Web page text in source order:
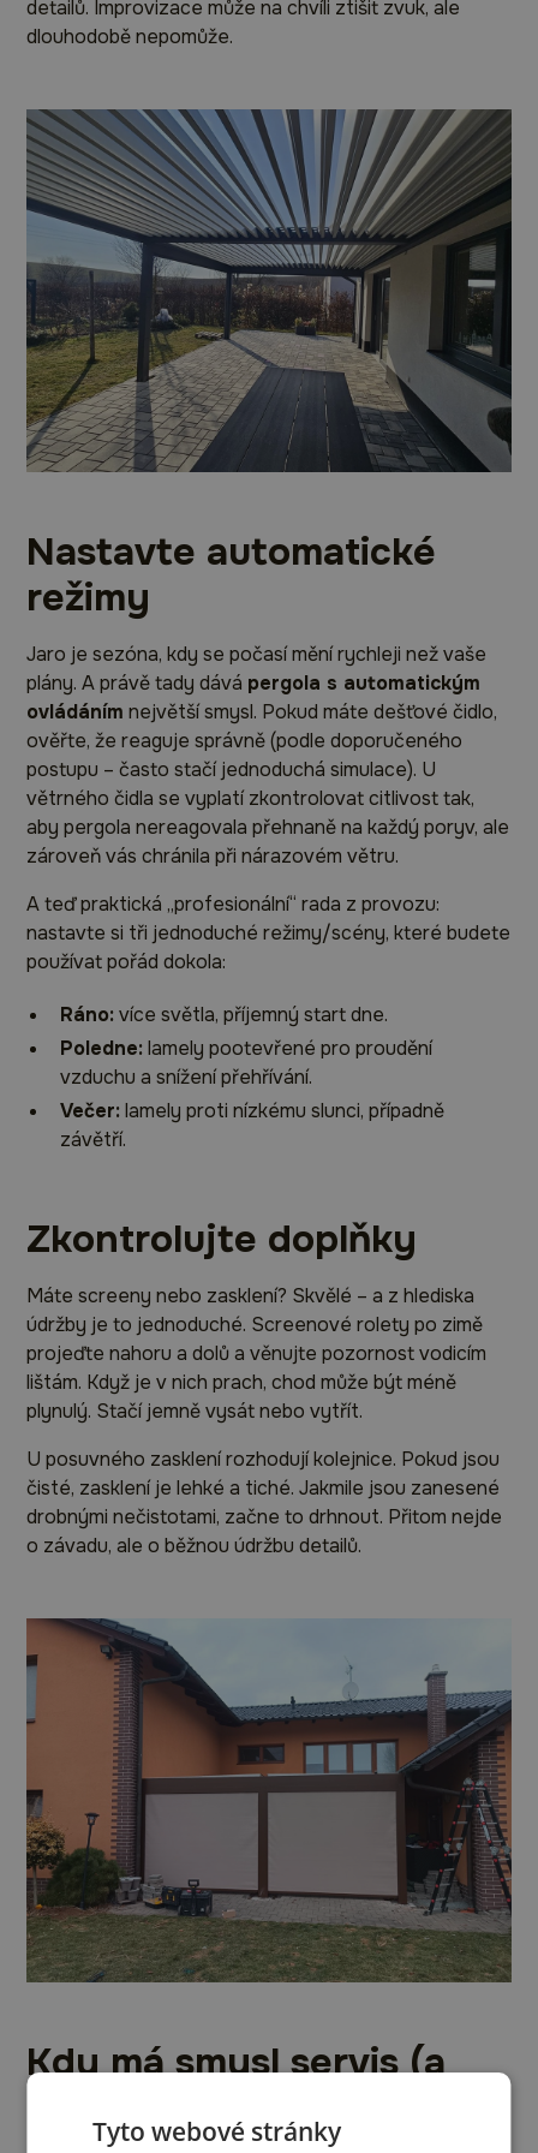
detailů. Improvizace může na chvíli ztišit zvuk, ale
dlouhodobě nepomůže.
Nastavte automatické
režimy
Jaro je sezóna, kdy se počasí mění rychleji než vaše
plány. A právě tady dává pergola s automatickým
ovládáním největší smysl. Pokud máte dešťové čidlo,
ověřte, že reaguje správně (podle doporučeného
postupu – často stačí jednoduchá simulace). U
větrného čidla se vyplatí zkontrolovat citlivost tak,
aby pergola nereagovala přehnaně na každý poryv, ale
zároveň vás chránila při nárazovém větru.
A teď praktická „profesionální“ rada z provozu:
nastavte si tři jednoduché režimy/scény, které budete
používat pořád dokola:
Ráno: více světla, příjemný start dne.
Poledne: lamely pootevřené pro proudění
vzduchu a snížení přehřívání.
Večer: lamely proti nízkému slunci, případně
závětří.
Zkontrolujte doplňky
Máte screeny nebo zasklení? Skvělé – a z hlediska
údržby je to jednoduché. Screenové rolety po zimě
projeďte nahoru a dolů a věnujte pozornost vodicím
lištám. Když je v nich prach, chod může být méně
plynulý. Stačí jemně vysát nebo vytřít.
U posuvného zasklení rozhodují kolejnice. Pokud jsou
čisté, zasklení je lehké a tiché. Jakmile jsou zanesené
drobnými nečistotami, začne to drhnout. Přitom nejde
o závadu, ale o běžnou údržbu detailů.
Kdy má smysl servis (a
Tyto webové stránky